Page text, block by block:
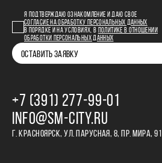
Я ПОДТВЕРЖДАЮ ОЗНАКОМЛЕНИЕ И ДАЮ СВОЕ
СОГЛАСИЕ НА ОБРАБОТКУ ПЕРСОНАЛЬНЫХ ДАННЫХ
В ПОРЯДКЕ И НА УСЛОВИЯХ, В
ПОЛИТИКЕ В ОТНОШЕНИИ
ОБРАБОТКИ ПЕРСОНАЛЬНЫХ ДАННЫХ
ОСТАВИТЬ ЗАЯВКУ
+7 (391) 277‒99‒01
INFO@SM-CITY.RU
Г. КРАСНОЯРСК, УЛ. ПАРУСНАЯ, 8, ПР. МИРА, 91